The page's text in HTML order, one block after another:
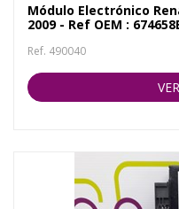
Módulo Electrónico
2009 - Ref OEM :
Ref. 490040